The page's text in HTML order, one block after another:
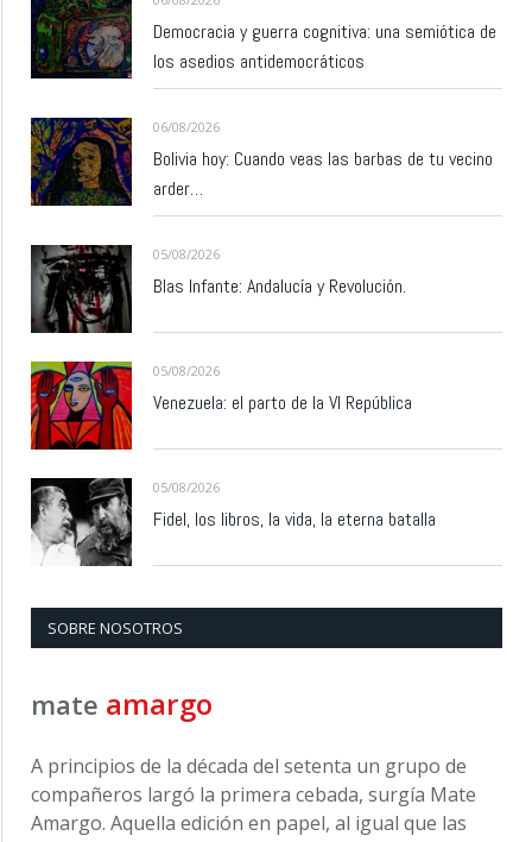
Democracia y guerra cognitiva: una semiótica de
los asedios antidemocráticos
06/08/2026
Bolivia hoy: Cuando veas las barbas de tu vecino
arder…
05/08/2026
Blas Infante: Andalucía y Revolución.
05/08/2026
Venezuela: el parto de la VI República
05/08/2026
Fidel, los libros, la vida, la eterna batalla
SOBRE NOSOTROS
mate amargo
A principios de la década del setenta un grupo de
compañeros largó la primera cebada, surgía Mate
Amargo. Aquella edición en papel, al igual que las